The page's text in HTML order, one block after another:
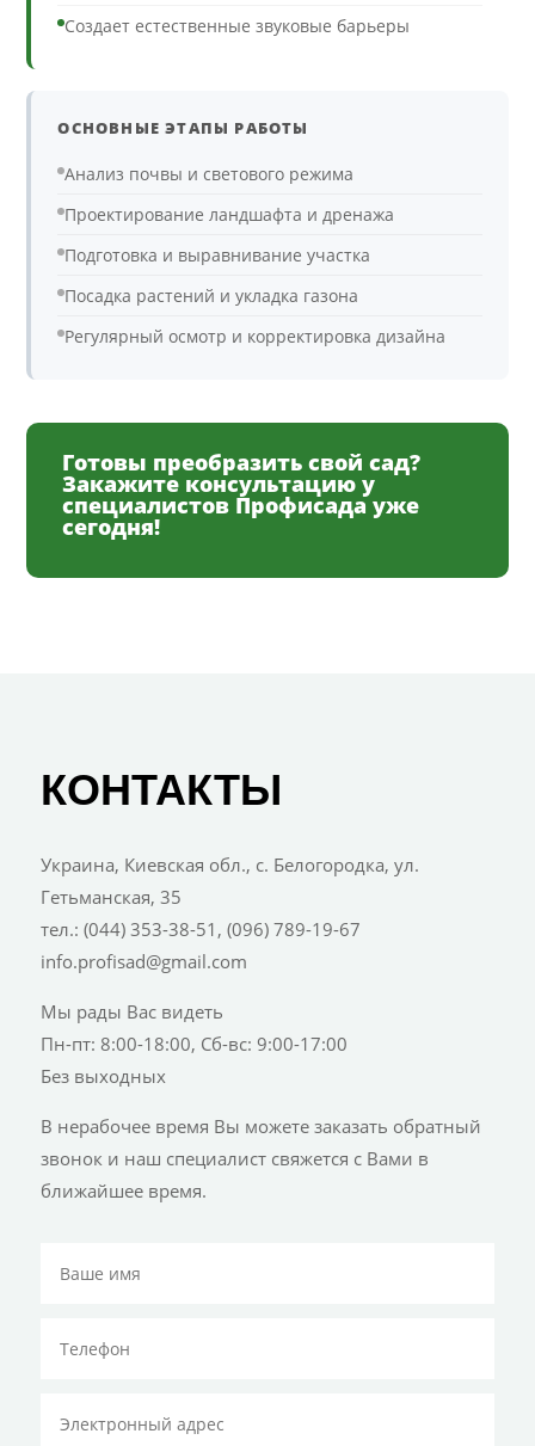
Создает естественные звуковые барьеры
ОСНОВНЫЕ ЭТАПЫ РАБОТЫ
Анализ почвы и светового режима
Проектирование ландшафта и дренажа
Подготовка и выравнивание участка
Посадка растений и укладка газона
Регулярный осмотр и корректировка дизайна
Готовы преобразить свой сад?
Закажите консультацию у
специалистов Профисада уже
сегодня!
КОНТАКТЫ
Украина, Киевская обл., с. Белогородка, ул.
Гетьманская, 35
тел.: (044) 353-38-51, (096) 789-19-67
info.profisad@gmail.com
Мы рады Вас видеть
Пн-пт: 8:00-18:00, Сб-вс: 9:00-17:00
Без выходных
В нерабочее время Вы можете заказать обратный
звонок и наш специалист свяжется с Вами в
ближайшее время.